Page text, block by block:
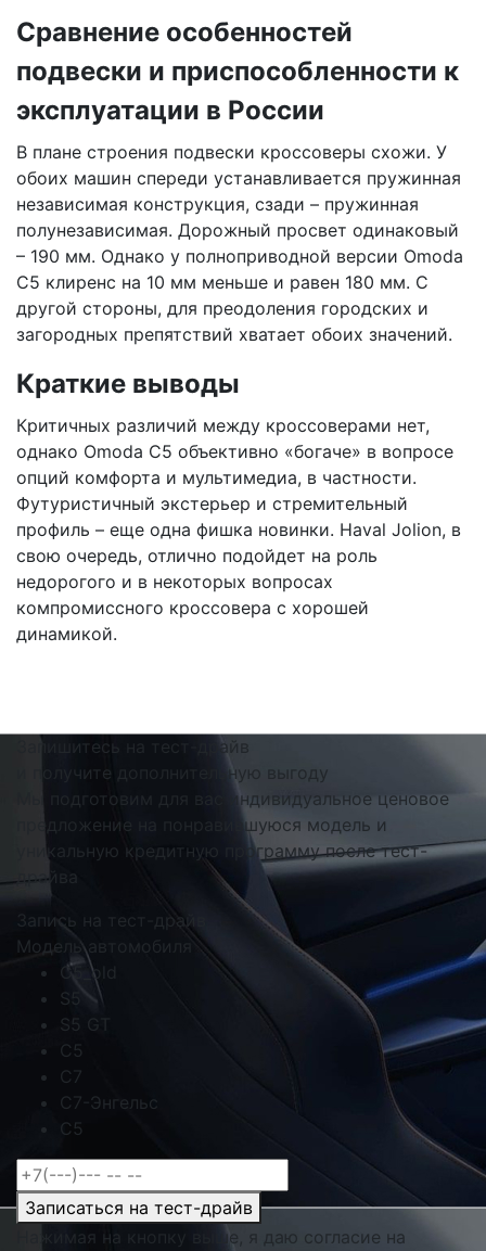
Сравнение особенностей
подвески и приспособленности к
эксплуатации в России
В плане строения подвески кроссоверы схожи. У
обоих машин спереди устанавливается пружинная
независимая конструкция, сзади – пружинная
полунезависимая. Дорожный просвет одинаковый
– 190 мм. Однако у полноприводной версии Omoda
C5 клиренс на 10 мм меньше и равен 180 мм. С
другой стороны, для преодоления городских и
загородных препятствий хватает обоих значений.
Краткие выводы
Критичных различий между кроссоверами нет,
однако Omoda C5 объективно «богаче» в вопросе
опций комфорта и мультимедиа, в частности.
Футуристичный экстерьер и стремительный
профиль – еще одна фишка новинки. Haval Jolion, в
свою очередь, отлично подойдет на роль
недорогого и в некоторых вопросах
компромиссного кроссовера с хорошей
динамикой.
Запишитесь на тест-драйв
и получите дополнительную выгоду
Мы подготовим для вас индивидуальное ценовое
предложение на понравившуюся модель и
уникальную кредитную программу после тест-
драйва
Запись на тест-драйв
Модель автомобиля
C5_old
S5
S5 GT
C5
C7
C7-Энгельс
C5
Записаться на тест-драйв
Нажимая на кнопку выше, я даю согласие на